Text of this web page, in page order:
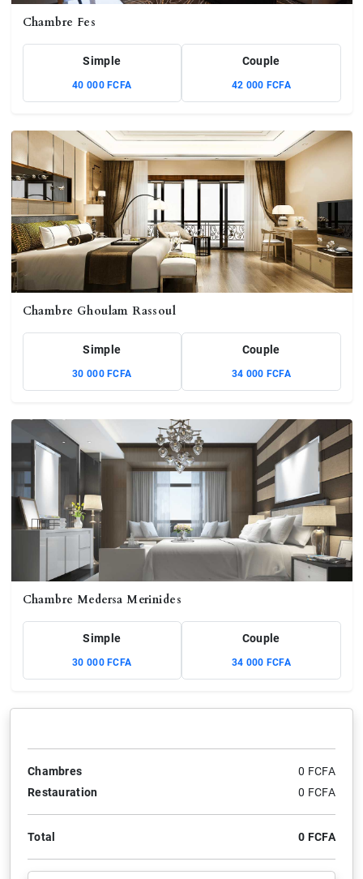
Chambre Fes
Simple
40 000 FCFA
Couple
42 000 FCFA
Chambre Ghoulam Rassoul
Simple
30 000 FCFA
Couple
34 000 FCFA
Chambre Medersa Merinides
Simple
30 000 FCFA
Couple
34 000 FCFA
Chambres
0 FCFA
Restauration
0 FCFA
Total 0 FCFA